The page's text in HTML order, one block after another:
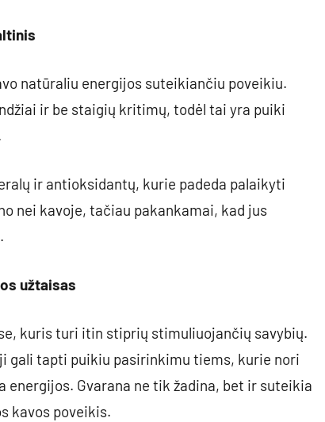
natūraliu energijos suteikiančiu poveikiu.
ir be staigių kritimų, todėl tai yra puiki
ir antioksidantų, kurie padeda palaikyti
nei kavoje, tačiau pakankamai, kad jus
užtaisas
kuris turi itin stiprių stimuliuojančių savybių.
gali tapti puikiu pasirinkimu tiems, kurie nori
Gvarana ne tik žadina, bet ir suteikia
kavos poveikis.